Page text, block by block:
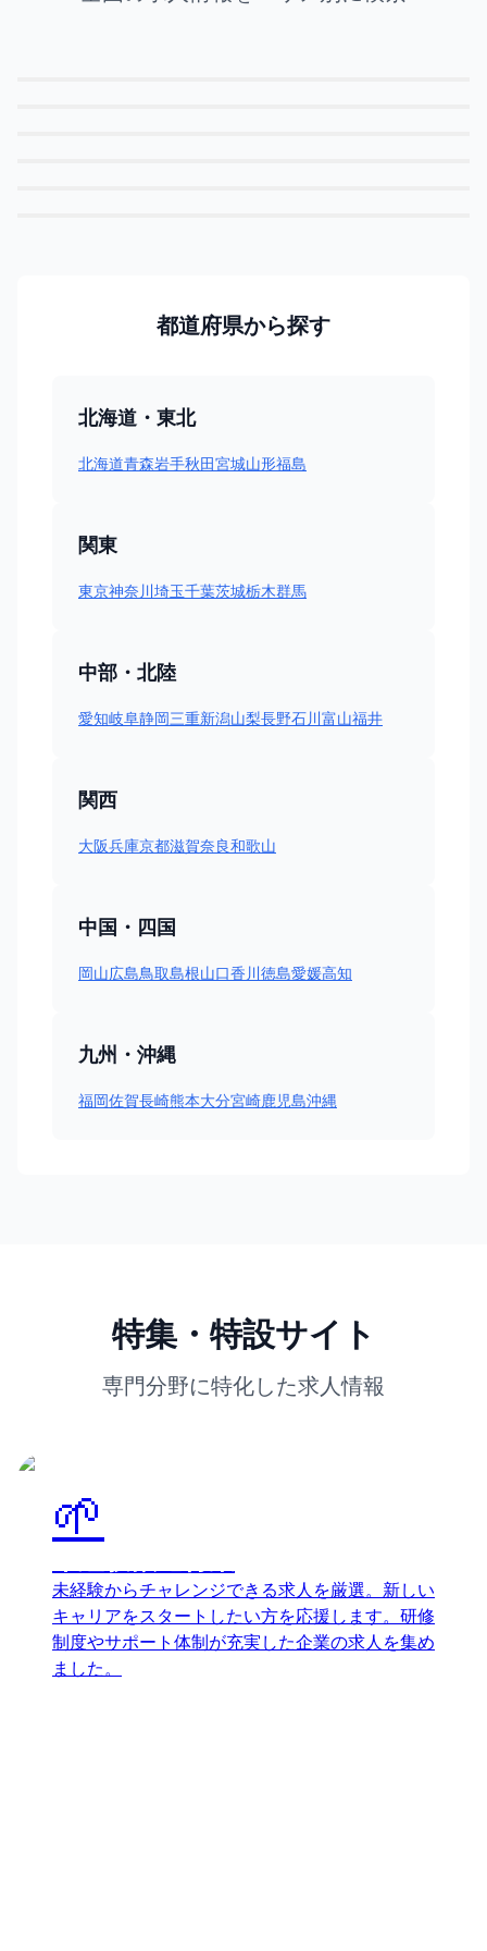
都道府県から探す
北海道・東北
北海道青森岩手秋田宮城山形福島
関東
東京神奈川埼玉千葉茨城栃木群馬
中部・北陸
愛知岐阜静岡三重新潟山梨長野石川富山福井
関西
大阪兵庫京都滋賀奈良和歌山
中国・四国
岡山広島鳥取島根山口香川徳島愛媛高知
九州・沖縄
福岡佐賀長崎熊本大分宮崎鹿児島沖縄
特集・特設サイト
専門分野に特化した求人情報
🌱
未経験からチャレンジできる求人を厳選。新しい
キャリアをスタートしたい方を応援します。研修
制度やサポート体制が充実した企業の求人を集め
ました。